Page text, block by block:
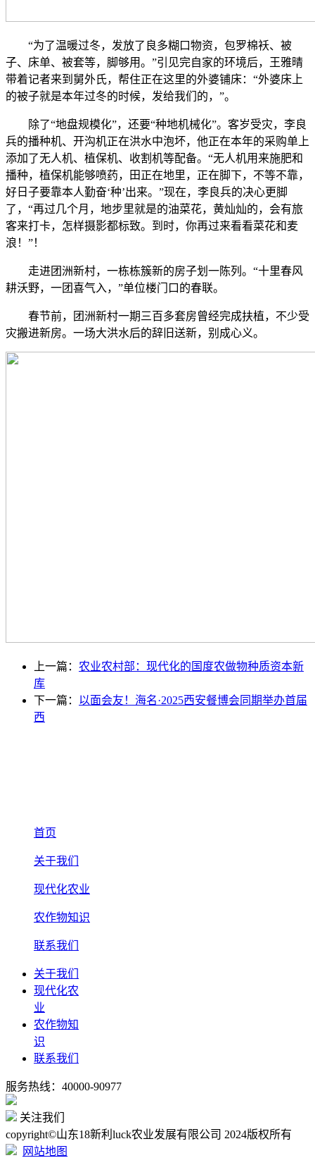
“为了温暖过冬，发放了良多糊口物资，包罗棉袄、被
子、床单、被套等，脚够用。”引见完自家的环境后，王雅晴
带着记者来到舅外氏，帮住正在这里的外婆铺床：“外婆床上
的被子就是本年过冬的时候，发给我们的，”。
除了“地盘规模化”，还要“种地机械化”。客岁受灾，李良
兵的播种机、开沟机正在洪水中泡坏，他正在本年的采购单上
添加了无人机、植保机、收割机等配备。“无人机用来施肥和
播种，植保机能够喷药，田正在地里，正在脚下，不等不靠，
好日子要靠本人勤奋‘种’出来。”现在，李良兵的决心更脚
了，“再过几个月，地步里就是的油菜花，黄灿灿的，会有旅
客来打卡，怎样摄影都标致。到时，你再过来看看菜花和麦
浪！”！
走进团洲新村，一栋栋簇新的房子划一陈列。“十里春风
耕沃野，一团喜气入，”单位楼门口的春联。
春节前，团洲新村一期三百多套房曾经完成扶植，不少受
灾搬进新房。一场大洪水后的辞旧送新，别成心义。
上一篇： 农业农村部：现代化的国度农做物种质资本新
库
下一篇： 以面会友！海名·2025西安餐博会同期举办首届
西
首页
关于我们
现代化农业
农作物知识
联系我们
关于我们
现代化农
业
农作物知
识
联系我们
服务热线：40000-90977
关注我们
copyright©山东18新利luck农业发展有限公司 2024版权所有
网站地图